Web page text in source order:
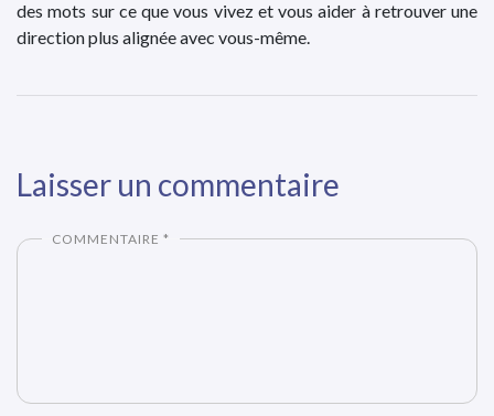
des mots sur ce que vous vivez et vous aider à retrouver une
direction plus alignée avec vous-même.
Laisser un commentaire
COMMENTAIRE *